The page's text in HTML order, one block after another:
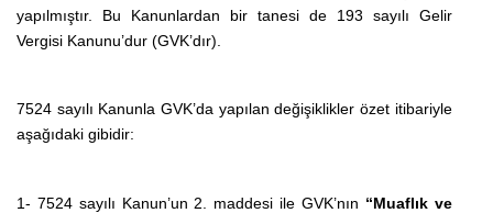
yapılmıştır. Bu Kanunlardan bir tanesi de 193 sayılı Gelir
Vergisi Kanunu’dur (GVK’dır).
7524 sayılı Kanunla GVK’da yapılan değişiklikler özet itibariyle
aşağıdaki gibidir:
1- 7524 sayılı Kanun’un 2. maddesi ile GVK’nın “Muaflık ve